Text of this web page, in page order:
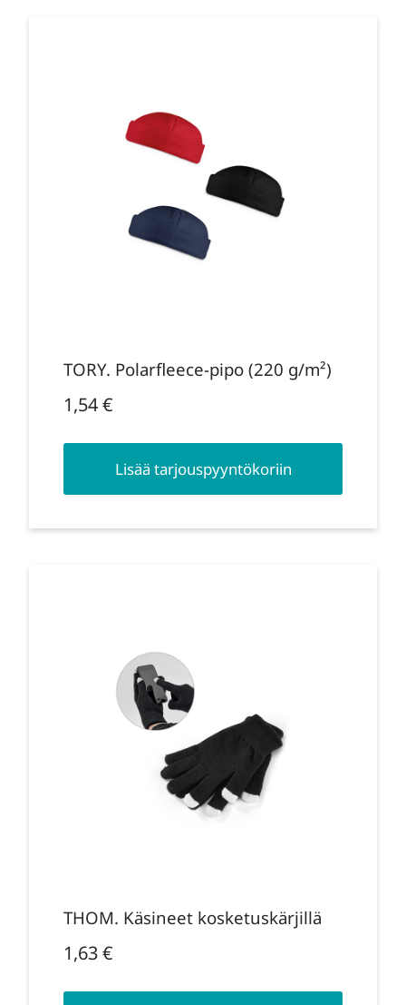
TORY. Polarfleece-pipo (220 g/m²)
1,54€
Lisää tarjouspyyntökoriin
THOM. Käsineet kosketuskärjillä
1,63€